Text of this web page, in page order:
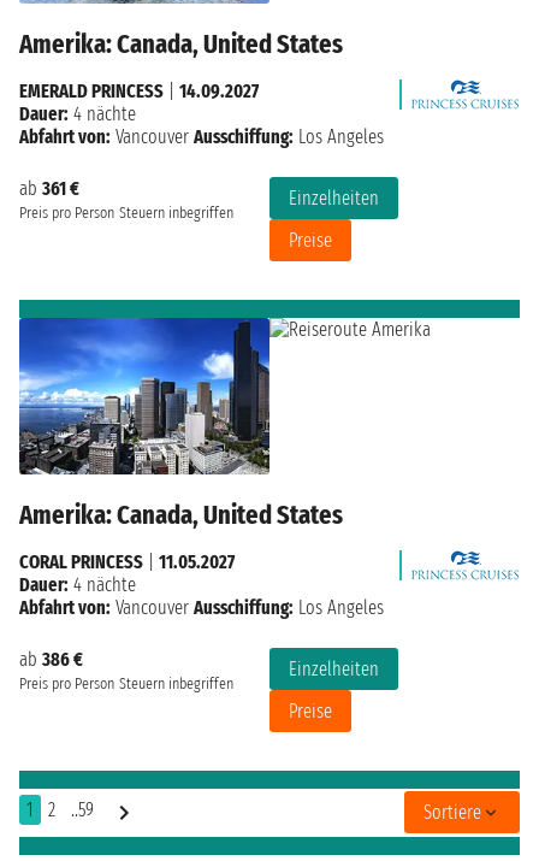
Amerika: Canada, United States
ab 361 €
Preis pro Person Steuern inbegriffen
Einzelheiten
Preise
EMERALD PRINCESS
14.09.2027
Dauer: 4 nächte
Abfahrt von: Vancouver Ausschiffung: Los Angeles
Amerika: Canada, United States
ab 386 €
Preis pro Person Steuern inbegriffen
Einzelheiten
Preise
CORAL PRINCESS
11.05.2027
Dauer: 4 nächte
Abfahrt von: Vancouver Ausschiffung: Los Angeles
1 2 ..59 Sortiere